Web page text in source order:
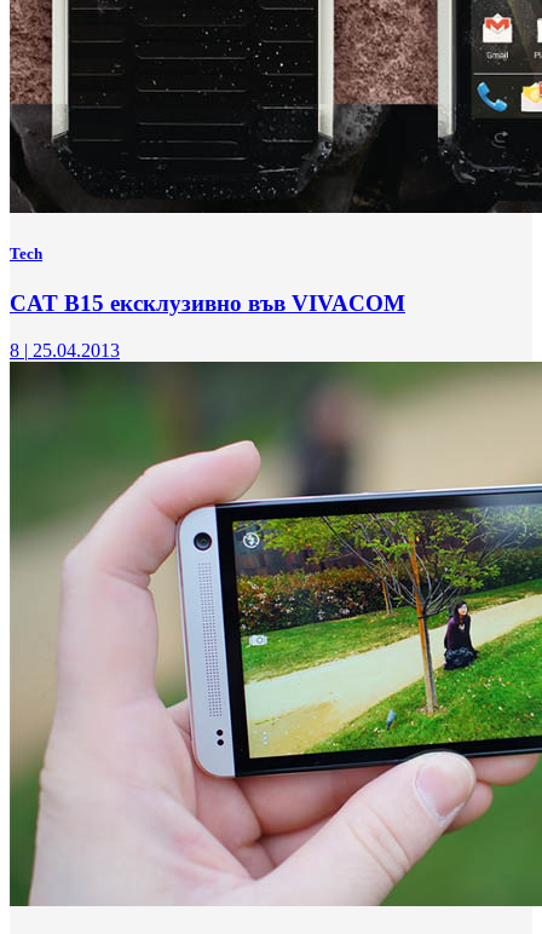
Tech
CAT B15 ексклузивно във VIVACOM
8 | 25.04.2013